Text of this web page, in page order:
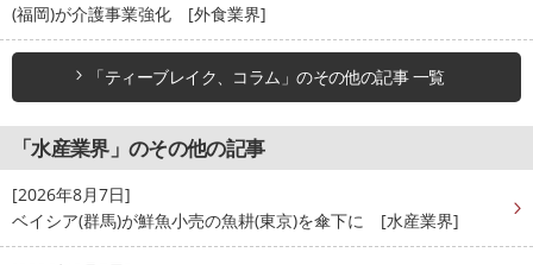
(福岡)が介護事業強化 [外食業界]
「ティーブレイク、コラム」のその他の記事 一覧
「水産業界」のその他の記事
[2026年8月7日]
ベイシア(群馬)が鮮魚小売の魚耕(東京)を傘下に [水産業界]